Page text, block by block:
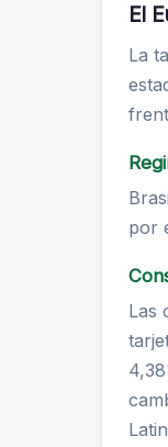
El
La
por
Las